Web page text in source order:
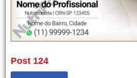
Post 124